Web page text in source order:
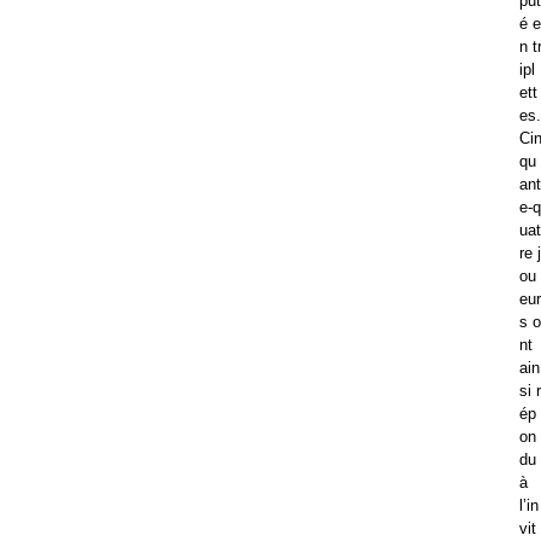
é e
n tr
ipl
ett
es.
Cin
qu
ant
e-q
uat
re j
ou
eur
s o
nt
ain
si r
ép
on
du
à
l’in
vit